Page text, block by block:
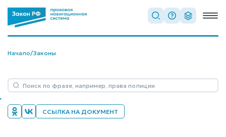
Начало/Законы
ССЫЛКА НА ДОКУМЕНТ